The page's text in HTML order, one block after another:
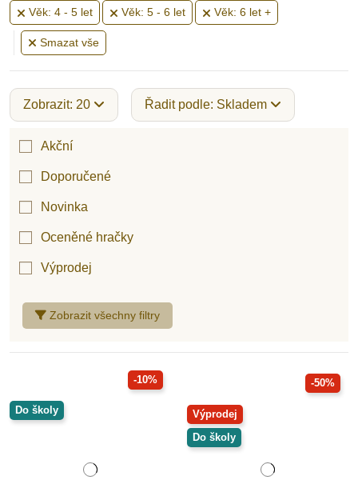
Hračky pro děti od 2 let
Hračky pro děti od 5 let
Hračky pro děti od 6 let
Věk: 4 - 5 let Věk: 5 - 6 let Věk: 6 let +
Smazat vše
Zobrazit: 20 Řadit podle: Skladem
Zobrazit všechny filtry
Akční
Doporučené
Novinka
Oceněné hračky
Výprodej
-10%
Do školy
-50%
Výprodej
Do školy